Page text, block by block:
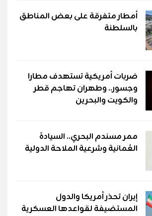
أمطار متفرقة على بعض المناطق
بالسلطنة
ضربات أمريكية تستهدف مطارا
وجسور.. وطهران تهاجم قطر
والكويت والبحرين
ممر مسندم البحري.. السيادة
العُمانية وشرعية الملاحة الدولية
إيران تحذر أمريكا والدول
المستضيفة لقواعدها العسكرية